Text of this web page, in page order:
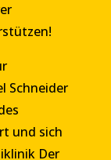
Schneider
und sich
Der